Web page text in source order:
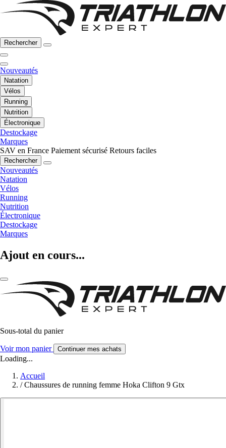
Rechercher
Nouveautés
Natation
Vélos
Running
Nutrition
Électronique
Destockage
Marques
SAV en France Paiement sécurisé Retours faciles
Rechercher
Nouveautés
Natation
Vélos
Running
Nutrition
Électronique
Destockage
Marques
Ajout en cours...
Sous-total du panier
Voir mon panier Continuer mes achats
Loading...
Accueil
/ Chaussures de running femme Hoka Clifton 9 Gtx